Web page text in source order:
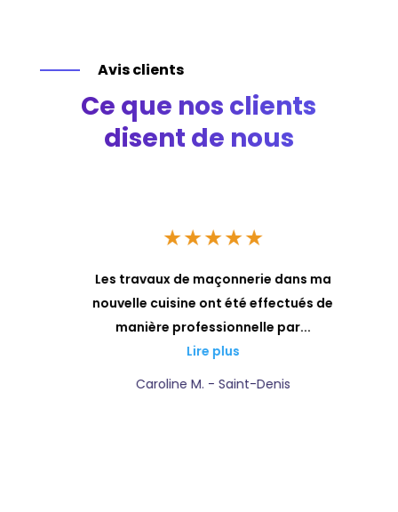
Avis clients
Ce que nos clients
disent de nous
★★★★★
Les travaux de maçonnerie dans ma
nouvelle cuisine ont été effectués de
manière professionnelle par...
Lire plus
Caroline M. - Saint-Denis